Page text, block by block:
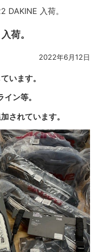
DAKINE 入荷。
荷。
2022年6月12日
います。
ン等。
されています。